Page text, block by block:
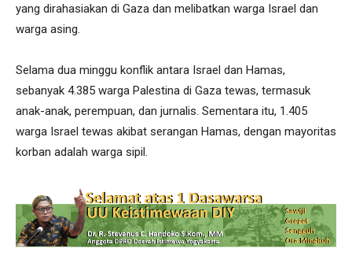
yang dirahasiakan di Gaza dan melibatkan warga Israel dan
warga asing.
Selama dua minggu konflik antara Israel dan Hamas,
sebanyak 4.385 warga Palestina di Gaza tewas, termasuk
anak-anak, perempuan, dan jurnalis. Sementara itu, 1.405
warga Israel tewas akibat serangan Hamas, dengan mayoritas
korban adalah warga sipil.